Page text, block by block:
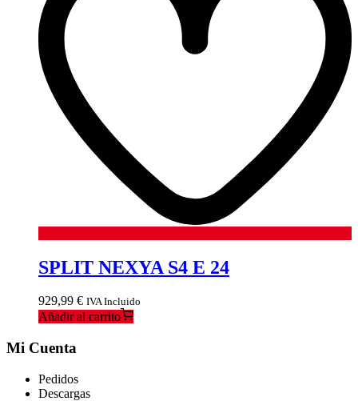
SPLIT NEXYA S4 E 24
929,99 € IVA Incluido
Añadir al carrito
Mi Cuenta
Pedidos
Descargas